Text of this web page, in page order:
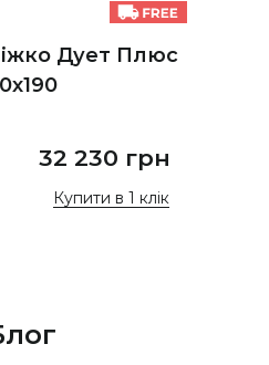
Дует Плюс
32 230 грн
Купити в 1 клік